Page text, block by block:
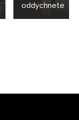
oddychnete